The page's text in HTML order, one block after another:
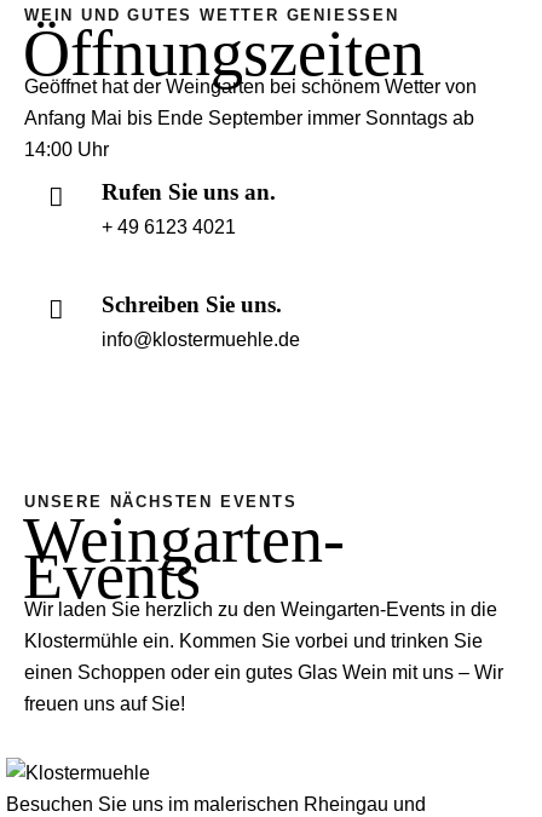
WEIN UND GUTES WETTER GENIESSEN
Öffnungszeiten
Geöffnet hat der Weingarten bei schönem Wetter von
Anfang Mai bis Ende September immer Sonntags ab
14:00 Uhr
Rufen Sie uns an.
+ 49 6123 4021
Schreiben Sie uns.
info@klostermuehle.de
UNSERE NÄCHSTEN EVENTS
Weingarten-
Events
Wir laden Sie herzlich zu den Weingarten-Events in die
Klostermühle ein. Kommen Sie vorbei und trinken Sie
einen Schoppen oder ein gutes Glas Wein mit uns – Wir
freuen uns auf Sie!
Besuchen Sie uns im malerischen Rheingau und